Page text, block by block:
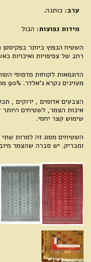
ערב: כותנה.
מידות נפוצות: הכול
השטיח הנפוץ ביותר בפקיסטן
רחב של צפיפויות ואיכויות
הדוגמאות לקוחות מדפוסי
מעוינים נקרא ג'אלדר. 90% מהשטיחים הם בדוגמאות אלו.
הצבעים אדומים , ירוקים ,
איכות הצמר, לשטיחים היותר
שימוש קצר יחסי.
השטיחים מסוג זה למרות
ומבריק. יש סברה שהצמר